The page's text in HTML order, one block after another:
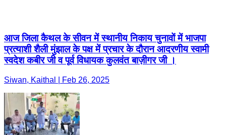
आज जिला कैथल के सीवन में स्थानीय निकाय चुनावों में भाजपा
प्रत्याशी शैली मुंझाल के पक्ष में प्रचार के दौरान आदरणीय स्वामी
स्वदेश कबीर जी व पूर्व विधायक कुलवंत बाज़ीगर जी ।
Siwan, Kaithal | Feb 26, 2025